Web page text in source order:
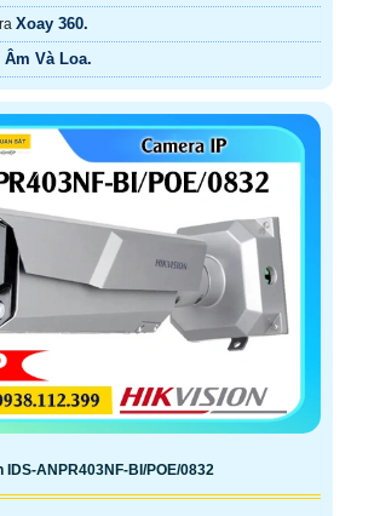
Xoay 360.
Âm Và Loa.
ANPR403NF-BI/POE/0832